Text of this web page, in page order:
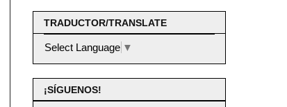
TRADUCTOR/TRANSLATE
Select Language ▼
¡SÍGUENOS!